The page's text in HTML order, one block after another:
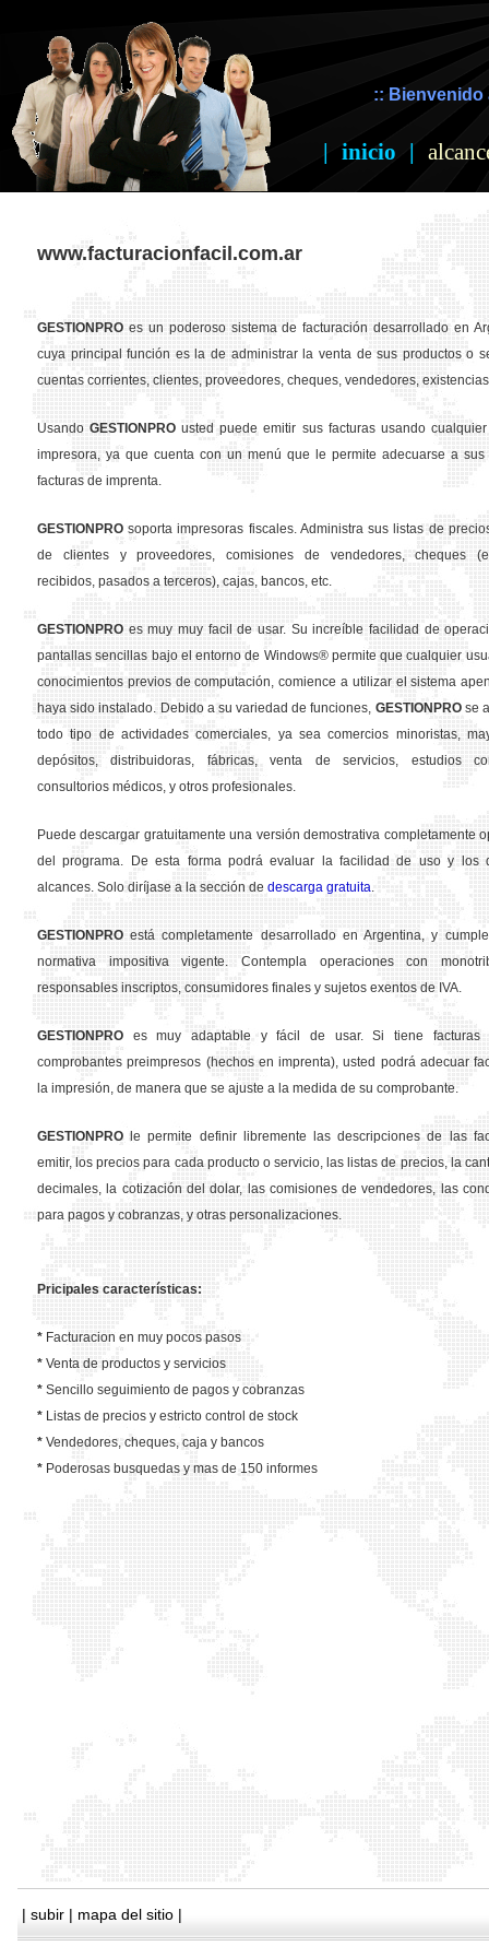
:: Bienvenido
| inicio |
www.facturacionfacil.com.ar
GESTION PRO es un poderoso sistema de facturación desarrollado en
cuya principal función es la de administrar la venta de sus productos o
cuentas corrientes, clientes, proveedores, cheques, vendedores,
Usando GESTION PRO usted puede emitir sus facturas usando
impresora, ya que cuenta con un menú que le permite adecuarse a sus
facturas de imprenta.
GESTION PRO soporta impresoras fiscales. Administra sus listas de
de clientes y proveedores, comisiones de vendedores, cheques
recibidos, pasados a terceros), cajas, bancos, etc.
GESTION PRO es muy muy facil de usar. Su increíble facilidad de
pantallas sencillas bajo el entorno de Windows® permite que cualquier
conocimientos previos de computación, comience a utilizar el sistema
haya sido instalado. Debido a su variedad de funciones, GESTION PROse
todo tipo de actividades comerciales, ya sea comercios minoristas,
depósitos, distribuidoras, fábricas, venta de servicios, estudios
consultorios médicos, y otros profesionales.
Puede descargar gratuitamente una versión demostrativa completamente
del programa. De esta forma podrá evaluar la facilidad de uso y los
alcances. Solo diríjase a la sección de descarga gratuita.
GESTION PRO está completamente desarrollado en Argentina, y
normativa impositiva vigente. Contempla operaciones con
responsables inscriptos, consumidores finales y sujetos exentos de IVA.
GESTION PRO es muy adaptable y fácil de usar. Si tiene facturas
comprobantes preimpresos (hechos en imprenta), usted podrá adecuar
la impresión, de manera que se ajuste a la medida de su comprobante.
GESTION PRO le permite definir libremente las descripciones de las
emitir, los precios para cada producto o servicio, las listas de precios, la
decimales, la cotización del dolar, las comisiones de vendedores, las
para pagos y cobranzas, y otras personalizaciones.
Pricipales características:
* Facturacion en muy pocos pasos
* Venta de productos y servicios
* Sencillo seguimiento de pagos y cobranzas
* Listas de precios y estricto control de stock
* Vendedores, cheques, caja y bancos
* Poderosas busquedas y mas de 150 informes
| subir | mapa del sitio |